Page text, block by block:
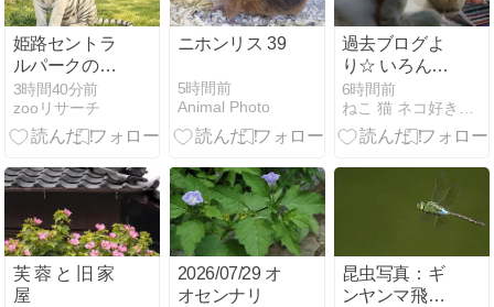
姫路セントラ
ルパークの割
引まとめ
【2026年最
新】入園料は
円変わる・車
の有無がいち
ばん響く
3時間40分前
zooリサーチ
ニホンリス 39
5時間前
Animal Photo
過去ブログよ
り☆ いろんな
「ネコの日」
♪（世界猫の
日）
6時間前
芙 蓉 と 旧 家
屋
2026/07/29 オ
オセンナリ
昆虫写真：ギ
ンヤンマ飛翔